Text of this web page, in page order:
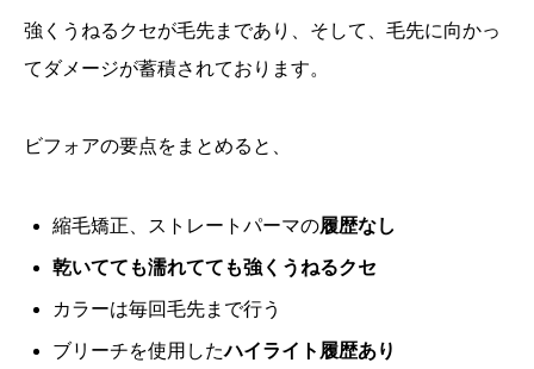
強くうねるクセが毛先まであり、そして、毛先に向かっ
てダメージが蓄積されております。
ビフォアの要点をまとめると、
縮毛矯正、ストレートパーマの履歴なし
乾いてても濡れてても強くうねるクセ
カラーは毎回毛先まで行う
ブリーチを使用したハイライト履歴あり